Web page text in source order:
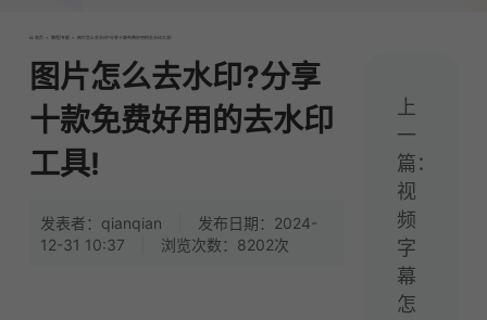
首页 > 教程|专题 > 图片怎么去水印?分享十款免费好用的去水印工具!
图片怎么去水印?分享
十款免费好用的去水印
工具!
发表者：qianqian
发布日期：2024-
12-31 10:37
浏览次数：8202次
上
一
篇：
视
频
字
幕
怎